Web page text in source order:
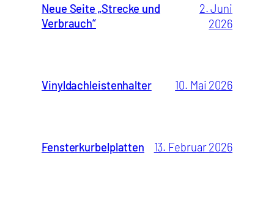
Neue Seite „Strecke und
Verbrauch“
2. Juni
2026
Vinyldachleistenhalter 10. Mai 2026
Fensterkurbelplatten 13. Februar 2026